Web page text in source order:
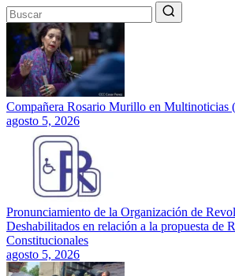
Compañera Rosario Murillo en Multinoticias
agosto 5, 2026
Pronunciamiento de la Organización de
Deshabilitados en relación a la propuesta de
Constitucionales
agosto 5, 2026